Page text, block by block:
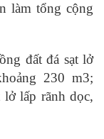
làm tổng cộng
đất đá sạt lở
230 m3;
lở lấp rãnh dọc,